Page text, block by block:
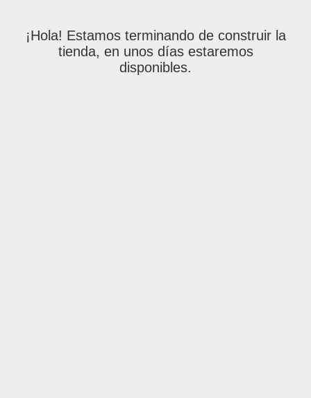
¡Hola! Estamos terminando de construir la
tienda, en unos días estaremos
disponibles.